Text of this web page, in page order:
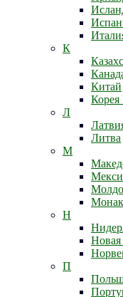
К
Китай
Л
Литва
М
Н
Новая
П